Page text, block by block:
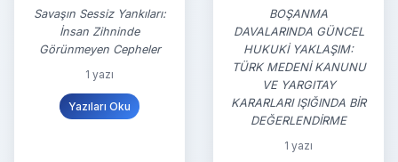
Savaşın Sessiz Yankıları:
İnsan Zihninde
Görünmeyen Cepheler
1 yazı
Yazıları Oku
BOŞANMA
DAVALARINDA GÜNCEL
HUKUKİ YAKLAŞIM:
TÜRK MEDENİ KANUNU
VE YARGITAY
KARARLARI IŞIĞINDA BİR
DEĞERLENDİRME
1 yazı